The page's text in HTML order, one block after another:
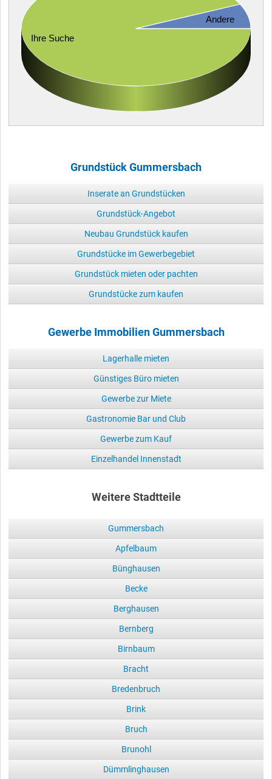
Ihre Suche
Andere
Grundstück Gummersbach
Inserate an Grundstücken
Grundstück-Angebot
Neubau Grundstück kaufen
Grundstücke im Gewerbegebiet
Grundstück mieten oder pachten
Grundstücke zum kaufen
Gewerbe Immobilien Gummersbach
Lagerhalle mieten
Günstiges Büro mieten
Gewerbe zur Miete
Gastronomie Bar und Club
Gewerbe zum Kauf
Einzelhandel Innenstadt
Weitere Stadtteile
Gummersbach
Apfelbaum
Bünghausen
Becke
Berghausen
Bernberg
Birnbaum
Bracht
Bredenbruch
Brink
Bruch
Brunohl
Dümmlinghausen